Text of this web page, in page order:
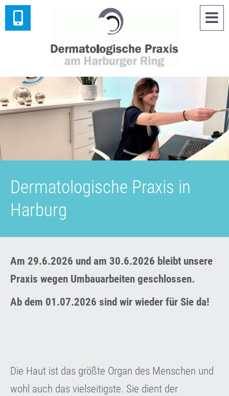
Dermatologische Praxis in
Harburg
Am 29.6.2026 und am 30.6.2026 bleibt unsere
Praxis wegen Umbauarbeiten geschlossen.
Ab dem 01.07.2026 sind wir wieder für Sie da!
Die Haut ist das größte Organ des Menschen und
wohl auch das vielseitigste. Sie dient der